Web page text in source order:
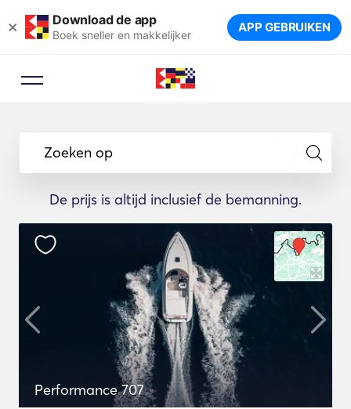
× Download de app
Boek sneller en makkelijker APP GEBRUIKEN
Zoeken op
De prijs is altijd inclusief de bemanning.
Performance 707